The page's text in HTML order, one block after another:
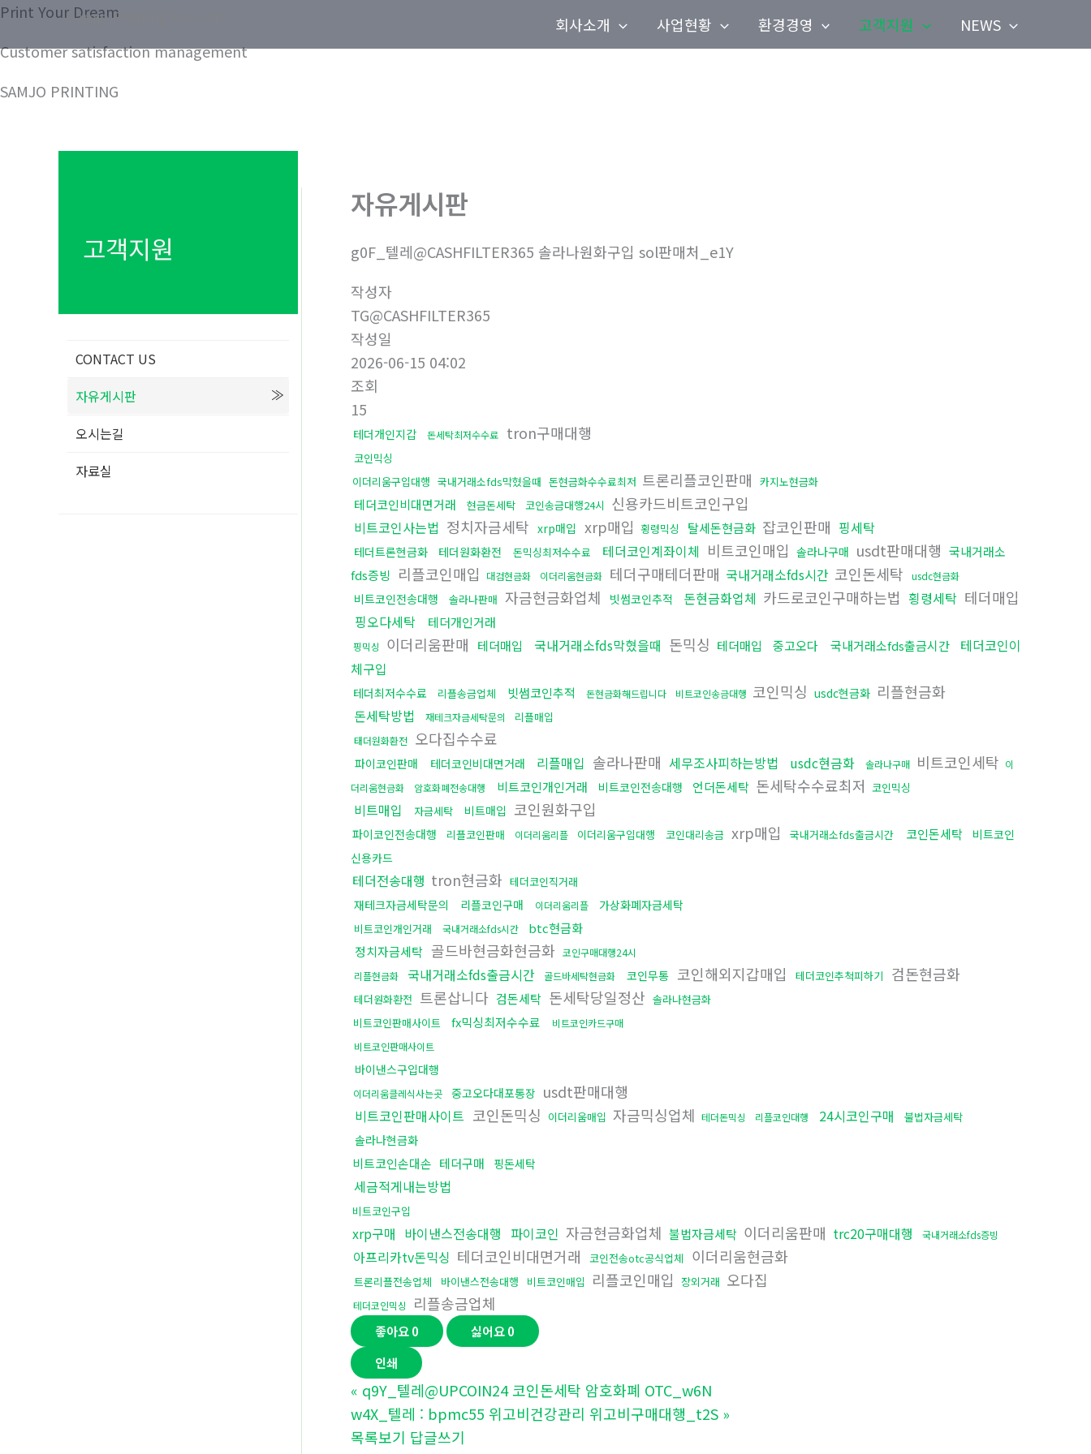
콘
츠
건
Samjo Printing Co. LTD. 회사소개 사업현황 환경경영 고객지원 NEWS
Print Your Dream
Customer satisfaction management
SAMJO PRINTING
고객지원
CONTACT US
자유게시판
오시는길
자료실
자유게시판
g0F_텔레@CASHFILTER365 솔라나원화구입 sol판매처_e1Y
작성자
TG@CASHFILTER365
작성일
2026-06-15 04:02
조회
15
테더개인지갑 돈세탁최저수수료 tron구매대행
코인믹싱
이더리움구입대행 국내거래소fds막혔을때 돈현금화수수료최저 트론리플코인판매 카지노현금화
테더코인비대면거래 현금돈세탁 코인송금대행24시 신용카드비트코인구입
비트코인사는법 정치자금세탁 xrp매입 xrp매입 횡령믹싱 탈세돈현금화 잡코인판매 핑세탁
테더트론현금화 테더원화환전 돈믹싱최저수수료 테더코인계좌이체 비트코인매입 솔라나구매 usdt판매대행 국내거래소
fds증빙 리플코인매입 대검현금화 이더리움현금화 테더구매테더판매 국내거래소fds시간 코인돈세탁 usdc현금화
비트코인전송대행 솔라나판매 자금현금화업체 빗썸코인추적 돈현금화업체 카드로코인구매하는법 횡령세탁 테더매입
핑오다세탁 테더개인거래
핑믹싱 이더리움판매 테더매입 국내거래소fds막혔을때 돈믹싱 테더매입 중고오다 국내거래소fds출금시간
테더코인이
체구입
테더최저수수료 리플송금업체 빗썸코인추적 돈현금화해드립니다 비트코인송금대행 코인믹싱 usdc현금화 리플현금화
돈세탁방법 재테크자금세탁문의 리플매입
태더원화환전 오다집수수료
파이코인판매 테더코인비대면거래 리플매입 솔라나판매 세무조사피하는방법 usdc현금화 솔라나구매 비트코인세탁 이
더리움현금화
암호화폐전송대행 비트코인개인거래 비트코인전송대행 언더돈세탁 돈세탁수수료최저 코인믹싱
비트매입 자금세탁 비트매입 코인원화구입
파이코인전송대행 리플코인판매 이더리움리플 이더리움구입대행 코인대리송금 xrp매입 국내거래소fds출금시간 코인돈세탁
비트코인
신용카드
테더전송대행 tron현금화 테더코인직거래
재테크자금세탁문의 리플코인구매 이더리움리플 가상화폐자금세탁
비트코인개인거래 국내거래소fds시간
btc현금화
정치자금세탁 골드바현금화현금화 코인구매대행24시
리플현금화
국내거래소fds출금시간 골드바세탁현금화 코인무통 코인해외지갑매입 테더코인추척피하기 검돈현금화
테더원화환전 트론삽니다 검돈세탁 돈세탁당일정산 솔라나현금화
비트코인판매사이트
fx믹싱최저수수료
비트코인카드구매
비트코인판매사이트
바이낸스구입대행
이더리움클레식사는곳 중고오다대포통장 usdt판매대행
비트코인판매사이트 코인돈믹싱 이더리움매입 자금믹싱업체 테더돈믹싱 리플코인대행 24시코인구매 불법자금세탁
솔라나현금화
비트코인손대손 테더구매 핑돈세탁
세금적게내는방법
비트코인구입
xrp구매 바이낸스전송대행 파이코인 자금현금화업체 불법자금세탁 이더리움판매 trc20구매대행 국내거래소fds증빙
아프리카tv돈믹싱 테더코인비대면거래 코인전송otc공식업체 이더리움현금화
트론리플전송업체 바이낸스전송대행 비트코인매입 리플코인매입 장외거래 오다집
테더코인믹싱 리플송금업체
좋아요0 싫어요0
인쇄
« q9Y_텔레@UPCOIN24 코인돈세탁 암호화폐 OTC_w6N
w4X_텔레 : bpmc55 위고비건강관리 위고비구매대행_t2S »
목록보기 답글쓰기